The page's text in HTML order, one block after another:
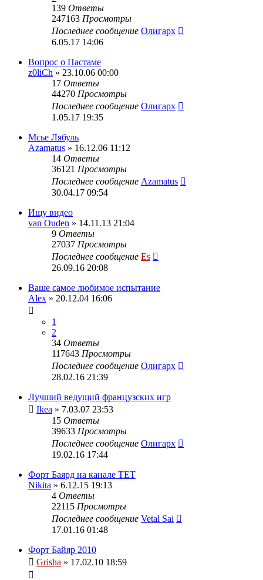
139 Ответы
247163 Просмотры
Последнее сообщение Олигарх
6.05.17 14:06
Вопрос о Пастаме
z0liCh » 23.10.06 00:00
17 Ответы
44270 Просмотры
Последнее сообщение Олигарх
1.05.17 19:35
Мсье Лябуль
Azamatus » 16.12.06 11:12
14 Ответы
36121 Просмотры
Последнее сообщение Azamatus
30.04.17 09:54
Ищу видео
van Ouden » 14.11.13 21:04
9 Ответы
27037 Просмотры
Последнее сообщение Es
26.09.16 20:08
Ваше самое любимое испытание
Alex » 20.12.04 16:06
1
2
34 Ответы
117643 Просмотры
Последнее сообщение Олигарх
28.02.16 21:39
Лучший ведущий французских игр
Ikea » 7.03.07 23:53
15 Ответы
39633 Просмотры
Последнее сообщение Олигарх
19.02.16 17:44
Форт Баярд на канале ТЕТ
Nikita » 6.12.15 19:13
4 Ответы
22115 Просмотры
Последнее сообщение Vetal Sai
17.01.16 01:48
Форт Байяр 2010
Grisha » 17.02.10 18:59